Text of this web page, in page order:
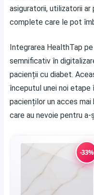
asiguratorii, utilizatorii
complete care le pot
Integrarea HealthTap
semnificativ în
pacienții cu diabet.
începutul unei noi
pacienților un acces
care au nevoie pentru
-33%